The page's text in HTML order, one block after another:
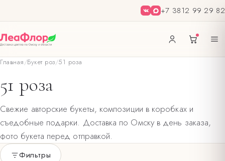
+7 3812 99 29 82
Главная/Букет роз/51 роза
51 роза
Свежие авторские букеты, композиции в коробках и
съедобные подарки. Доставка по Омску в день заказа,
фото букета перед отправкой.
Фильтры